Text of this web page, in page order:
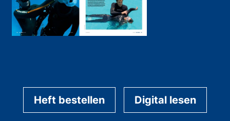
Heft bestellen Digital lesen